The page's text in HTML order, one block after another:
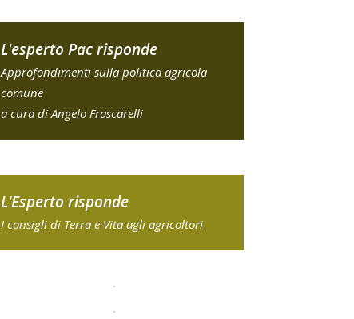
L'esperto Pac risponde
Approfondimenti sulla politica agricola
comune
a cura di Angelo Frascarelli
L'Esperto risponde
I consigli di Terra e Vita agli agricoltori